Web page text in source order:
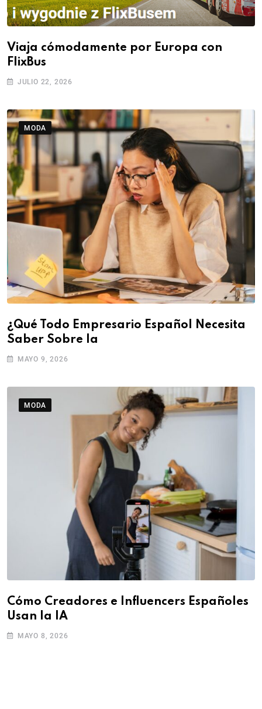
Viaja cómodamente por Europa con
FlixBus
JULIO 22, 2026
MODA
¿Qué Todo Empresario Español Necesita
Saber Sobre la
MAYO 9, 2026
MODA
Cómo Creadores e Influencers Españoles
Usan la IA
MAYO 8, 2026